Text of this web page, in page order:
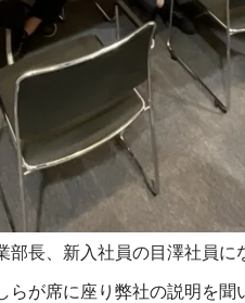
長、新入社員の目澤社員
が席に座り弊社の説明を